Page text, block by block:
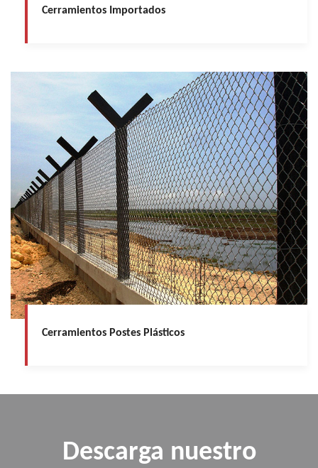
Cerramientos Importados
Cerramientos Postes Plásticos
Descarga nuestro